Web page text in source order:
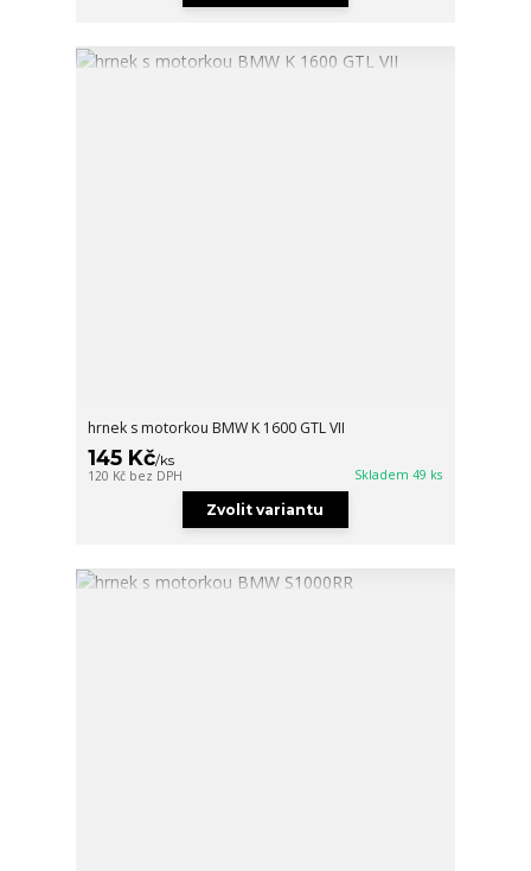
hrnek s motorkou BMW K 1600 GTL VII
145 Kč/ks
120 Kč bez DPH Skladem 49 ks
Zvolit variantu